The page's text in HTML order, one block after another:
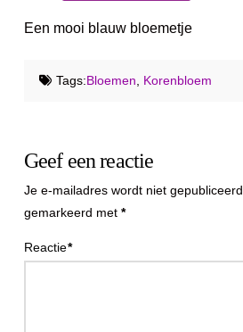
Een mooi blauw bloemetje
Tags:Bloemen, Korenbloem
Geef een reactie
Je e-mailadres wordt niet gepubliceerd.
gemarkeerd met *
Reactie*